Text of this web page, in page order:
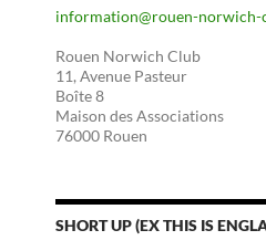
information@rouen-norwich-
Rouen Norwich Club
11, Avenue Pasteur
Boîte 8
Maison des Associations
76000 Rouen
SHORT UP (EX THIS IS